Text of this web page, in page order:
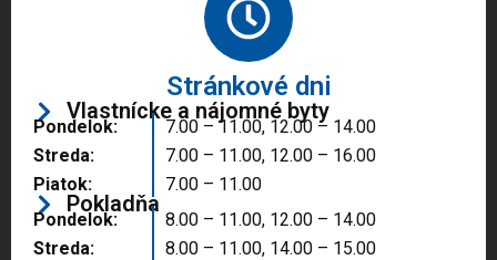
Stránkové dni
Vlastnícke a nájomné byty
Pondelok:
Streda:
Piatok:
7.00 – 11.00, 12.00 – 14.00
7.00 – 11.00, 12.00 – 16.00
7.00 – 11.00
Pokladňa
Pondelok:
Streda:
8.00 – 11.00, 12.00 – 14.00
8.00 – 11.00, 14.00 – 15.00